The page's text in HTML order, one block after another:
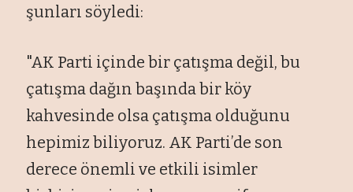
şunları söyledi:
"AK Parti içinde bir çatışma değil, bu
çatışma dağın başında bir köy
kahvesinde olsa çatışma olduğunu
hepimiz biliyoruz. AK Parti’de son
derece önemli ve etkili isimler